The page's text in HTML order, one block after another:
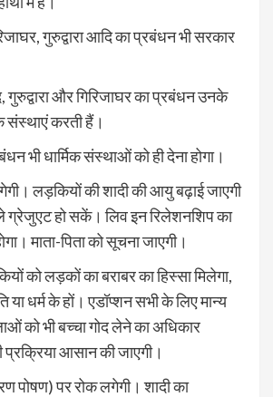
गुरुद्वारा आदि का प्रबंधन भी सरकार
और गिरिजाघर का प्रबंधन उनके
संस्थाएं करती हैं।
भी धार्मिक संस्थाओं को ही देना होगा।
लड़कियों की शादी की आयु बढ़ाई जाएगी
ग्रेजुएट हो सकें। लिव इन रिलेशनशिप का
माता-पिता को सूचना जाएगी।
को लड़कों का बराबर का हिस्सा मिलेगा,
या धर्म के हों। एडॉप्शन सभी के लिए मान्य
को भी बच्चा गोद लेने का अधिकार
प्रक्रिया आसान की जाएगी।
पोषण) पर रोक लगेगी। शादी का